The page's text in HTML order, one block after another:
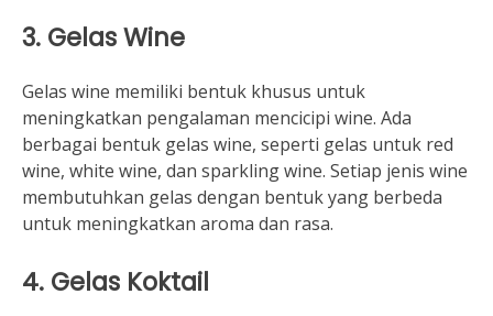
3. Gelas Wine
Gelas wine memiliki bentuk khusus untuk
meningkatkan pengalaman mencicipi wine. Ada
berbagai bentuk gelas wine, seperti gelas untuk red
wine, white wine, dan sparkling wine. Setiap jenis wine
membutuhkan gelas dengan bentuk yang berbeda
untuk meningkatkan aroma dan rasa.
4. Gelas Koktail